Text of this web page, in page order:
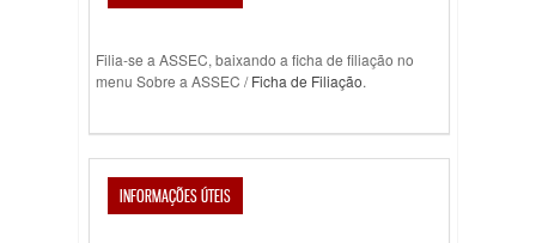
Filia-se a ASSEC, baixando a ficha de filiação no
menu Sobre a ASSEC /Ficha de Filiação.
INFORMAÇÕES ÚTEIS